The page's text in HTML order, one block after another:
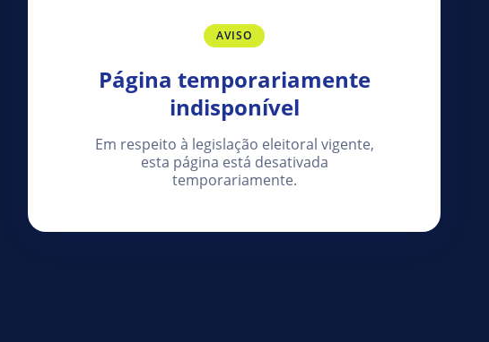
AVISO
Página temporariamente
indisponível
Em respeito à legislação eleitoral vigente,
esta página está desativada
temporariamente.